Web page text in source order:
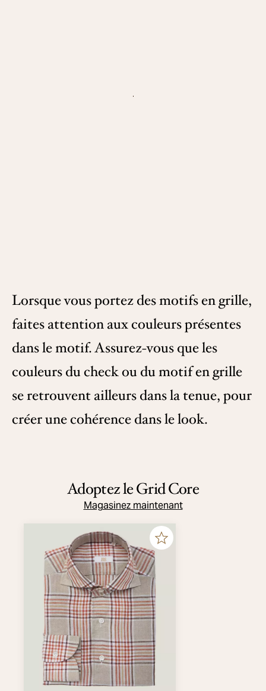
Lorsque vous portez des motifs en grille,
faites attention aux couleurs présentes
dans le motif. Assurez-vous que les
couleurs du check ou du motif en grille
se retrouvent ailleurs dans la tenue, pour
créer une cohérence dans le look.
Adoptez le Grid Core
Magasinez maintenant